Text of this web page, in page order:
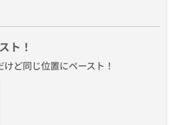
ト！
ど同じ位置にペースト！